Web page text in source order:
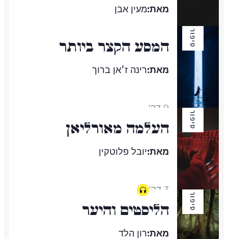
מאת:מעין אבן
2 דק' סיפור המסע הקצר ביותר
מאת:רינה ז׳אן ברוך
9 דק'
סיפור העלמה מאורליאן
מאת:יובל פלוטקין
3 דק'
סיפור הליסטים והיער
מאת:רון הלד